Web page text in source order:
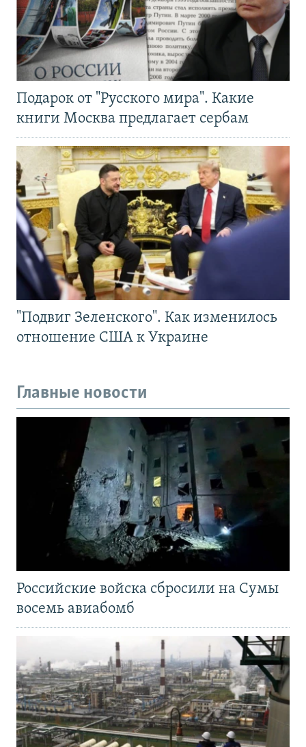
Подарок от "Русского мира". Какие
книги Москва предлагает сербам
"Подвиг Зеленского". Как изменилось
отношение США к Украине
Главные новости
Российские войска сбросили на Сумы
восемь авиабомб